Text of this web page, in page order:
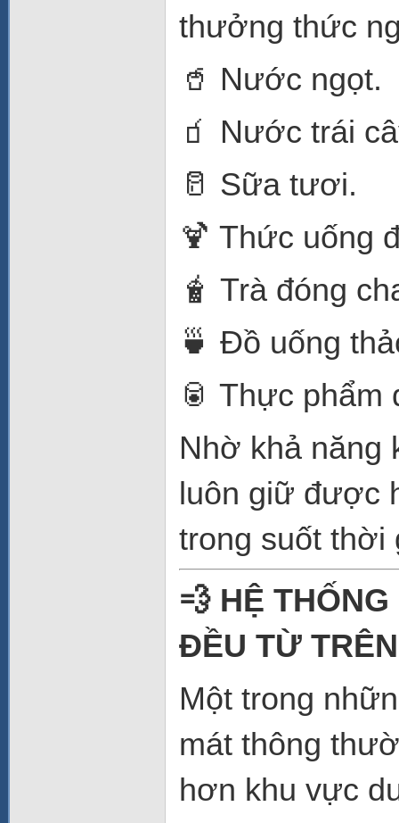
thưởng thức
🥤 Nước ngọt.
🧃 Nước trái
🥛 Sữa tươi.
🍹 Thức uống
🧋 Trà đóng
🍵 Đồ uống
🥫 Thực phẩm
Nhờ khả năng
luôn giữ được
trong suốt thời
💨 HỆ
ĐỀU TỪ
Một trong
mát thông
hơn khu vực